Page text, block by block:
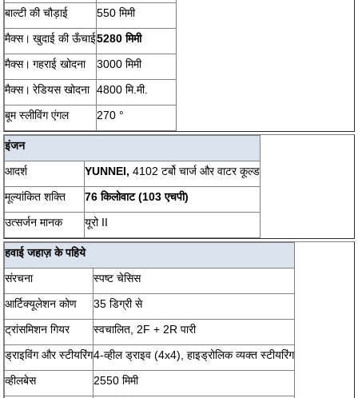
बाल्टी की चौड़ाई
550 मिमी
मैक्स। खुदाई की ऊँचाई5280 मिमी
मैक्स। गहराई खोदना
3000 मिमी
मैक्स। रेडियस खोदना 4800 मि.मी.
बूम स्लीविंग एंगल
270 °
इंजन
आदर्श
YUNNEI, 4102 टर्बो चार्ज और वाटर कूल्ड
मूल्यांकित शक्ति
76 किलोवाट (103 एचपी)
उत्सर्जन मानक
यूरो II
हवाई जहाज़ के पहिये
संरचना
स्पष्ट चेसिस
आर्टिक्यूलेशन कोण
35 डिग्री से
ट्रांसमिशन गियर
स्वचालित, 2F + 2R पारी
ड्राइविंग और स्टीयरिंग4-व्हील ड्राइव (4x4), हाइड्रोलिक व्यक्त स्टीयरिंग
व्हीलबेस
2550 मिमी